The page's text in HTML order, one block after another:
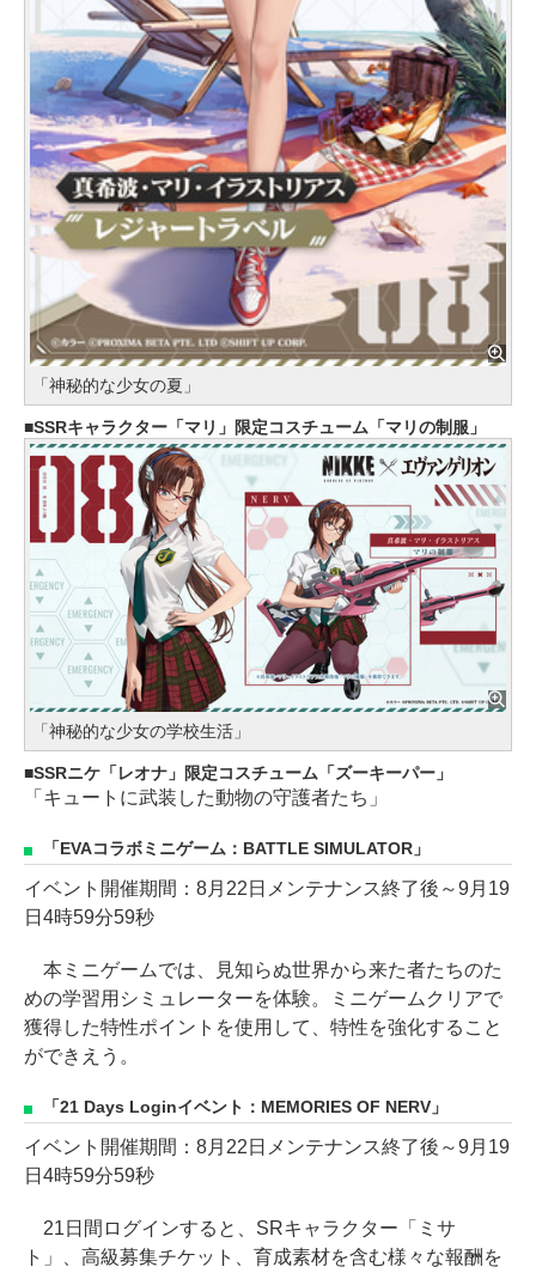
「神秘的な少女の夏」
SSRキャラクター「マリ」限定コスチューム「マリの制服」
「神秘的な少女の学校生活」
SSRニケ「レオナ」限定コスチューム「ズーキーパー」
「キュートに武装した動物の守護者たち」
「EVAコラボミニゲーム：BATTLE SIMULATOR」
イベント開催期間：8月22日メンテナンス終了後～9月19
日4時59分59秒
本ミニゲームでは、見知らぬ世界から来た者たちのた
めの学習用シミュレーターを体験。ミニゲームクリアで
獲得した特性ポイントを使用して、特性を強化すること
ができえう。
「21 Days Loginイベント：MEMORIES OF NERV」
イベント開催期間：8月22日メンテナンス終了後～9月19
日4時59分59秒
21日間ログインすると、SRキャラクター「ミサ
ト」、高級募集チケット、育成素材を含む様々な報酬を